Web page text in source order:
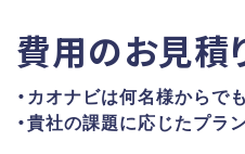
費用のお見積
・カオナビは何名様からで
・貴社の課題に応じたプラ